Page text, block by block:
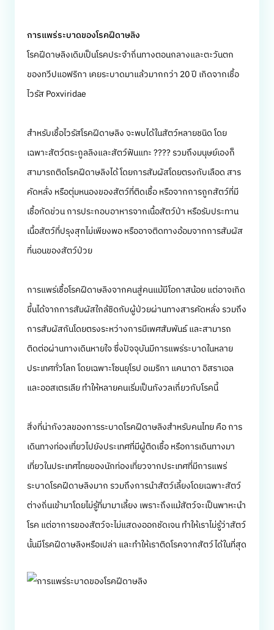
การแพร่ระบาดของโรคฝีดาษลิง
โรคฝีดาษลิงเดิมเป็นโรคประจำถิ่นทางตอนกลางและตะวันตก
ของทวีปแอฟริกา เคยระบาดมาแล้วมากกว่า 20 ปี เกิดจากเชื้อ
ไวรัส Poxviridae
สำหรับเชื้อไวรัสโรคฝีดาษลิง จะพบได้ในสัตว์หลายชนิด โดย
เฉพาะสัตว์ตระกูลลิงและสัตว์ฟันแทะ ???? รวมถึงมนุษย์เองก็
สามารถติดโรคฝีดาษลิงได้ โดยการสัมผัสโดยตรงกับเลือด สาร
คัดหลั่ง หรือตุ่มหนองของสัตว์ที่ติดเชื้อ หรือจากการถูกสัตว์ที่มี
เชื้อกัดข่วน การประกอบอาหารจากเนื้อสัตว์ป่า หรือรับประทาน
เนื้อสัตว์ที่ปรุงสุกไม่เพียงพอ หรืออาจติดทางอ้อมจากการสัมผัส
ที่นอนของสัตว์ป่วย
การแพร่เชื้อโรคฝีดาษลิงจากคนสู่คนแม้มีโอกาสน้อย แต่อาจเกิด
ขึ้นได้จากการสัมผัสใกล้ชิดกับผู้ป่วยผ่านทางสารคัดหลั่ง รวมถึง
การสัมผัสกันโดยตรงระหว่างการมีเพศสัมพันธ์ และสามารถ
ติดต่อผ่านทางเดินหายใจ ซึ่งปัจจุบันมีการแพร่ระบาดในหลาย
ประเทศทั่วโลก โดยเฉพาะโซนยุโรป อเมริกา แคนาดา อิสราเอล
และออสเตรเลีย ทำให้หลายคนเริ่มเป็นกังวลเกี่ยวกับโรคนี้
สิ่งที่น่ากังวลของการระบาดโรคฝีดาษลิงสำหรับคนไทย คือ การ
เดินทางท่องเที่ยวไปยังประเทศที่มีผู้ติดเชื้อ หรือการเดินทางมา
เที่ยวในประเทศไทยของนักท่องเที่ยวจากประเทศที่มีการแพร่
ระบาดโรคฝีดาษลิงมาก รวมถึงการนำสัตว์เลี้ยงโดยเฉพาะสัตว์
ต่างถิ่นเข้ามาโดยไม่รู้ที่มามาเลี้ยง เพราะถึงแม้สัตว์จะเป็นพาหะนำ
โรค แต่อาการของสัตว์จะไม่แสดงออกชัดเจน ทำให้เราไม่รู้ว่าสัตว์
นั้นมีโรคฝีดาษลิงหรือเปล่า และทำให้เราติดโรคจากสัตว์ได้ในที่สุด